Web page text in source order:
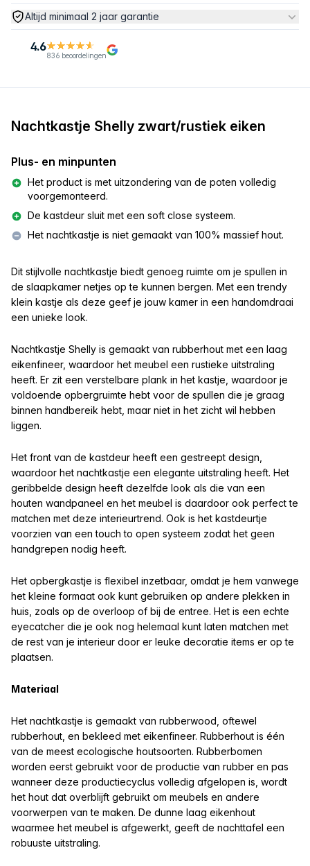
Altijd minimaal 2 jaar garantie
4.6
836 beoordelingen
Nachtkastje Shelly zwart/rustiek eiken
Plus- en minpunten
Het product is met uitzondering van de poten volledig
voorgemonteerd.
De kastdeur sluit met een soft close systeem.
Het nachtkastje is niet gemaakt van 100% massief hout.
Dit stijlvolle nachtkastje biedt genoeg ruimte om je spullen in
de slaapkamer netjes op te kunnen bergen. Met een trendy
klein kastje als deze geef je jouw kamer in een handomdraai
een unieke look.
Nachtkastje Shelly is gemaakt van rubberhout met een laag
eikenfineer, waardoor het meubel een rustieke uitstraling
heeft. Er zit een verstelbare plank in het kastje, waardoor je
voldoende opbergruimte hebt voor de spullen die je graag
binnen handbereik hebt, maar niet in het zicht wil hebben
liggen.
Het front van de kastdeur heeft een gestreept design,
waardoor het nachtkastje een elegante uitstraling heeft. Het
geribbelde design heeft dezelfde look als die van een
houten wandpaneel en het meubel is daardoor ook perfect te
matchen met deze interieurtrend. Ook is het kastdeurtje
voorzien van een touch to open systeem zodat het geen
handgrepen nodig heeft.
Het opbergkastje is flexibel inzetbaar, omdat je hem vanwege
het kleine formaat ook kunt gebruiken op andere plekken in
huis, zoals op de overloop of bij de entree. Het is een echte
eyecatcher die je ook nog helemaal kunt laten matchen met
de rest van je interieur door er leuke decoratie items er op te
plaatsen.
Materiaal
Het nachtkastje is gemaakt van rubberwood, oftewel
rubberhout, en bekleed met eikenfineer. Rubberhout is één
van de meest ecologische houtsoorten. Rubberbomen
worden eerst gebruikt voor de productie van rubber en pas
wanneer deze productiecyclus volledig afgelopen is, wordt
het hout dat overblijft gebruikt om meubels en andere
voorwerpen van te maken. De dunne laag eikenhout
waarmee het meubel is afgewerkt, geeft de nachttafel een
robuuste uitstraling.